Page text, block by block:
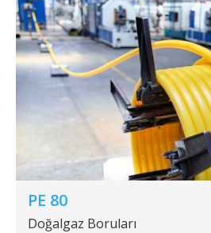
PE 80
Doğalgaz Boruları